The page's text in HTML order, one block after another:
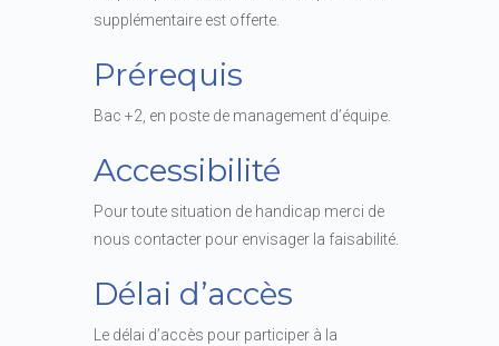
supplémentaire est offerte.
Prérequis
Bac +2, en poste de management d’équipe.
Accessibilité
Pour toute situation de handicap merci de
nous contacter pour envisager la faisabilité.
Délai d’accès
Le délai d’accès pour participer à la